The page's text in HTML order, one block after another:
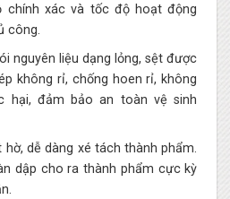
chính xác và tốc độ hoạt động
công.
nguyên liệu dạng lỏng, sệt được
không rỉ, chống hoen rỉ, không
hại, đảm bảo an toàn vệ sinh
dễ dàng xé tách thành phẩm.
dập cho ra thành phẩm cực kỳ